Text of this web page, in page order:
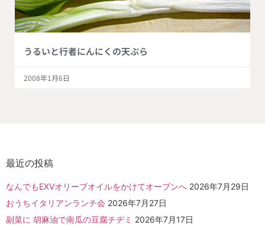
うるいと行者にんにくの天ぷら
2008年1月6日
最近の投稿
なんでもEXVオリーブオイルをかけてオーブンへ 2026年7月29日
おうちイタリアンランチ会 2026年7月27日
副菜に 胡麻油で南瓜の豆腐チヂミ 2026年7月17日